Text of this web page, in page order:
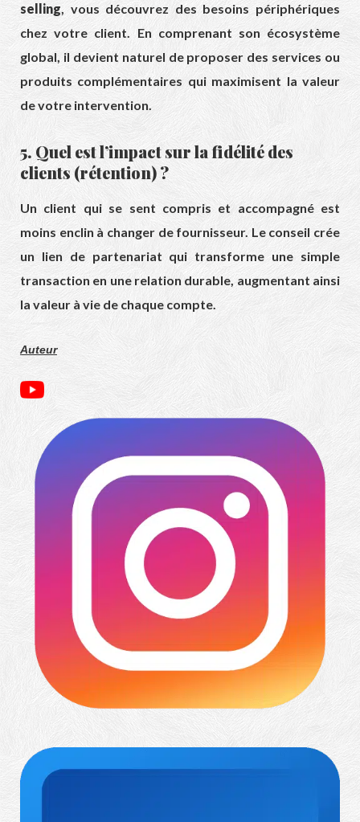
selling, vous découvrez des besoins périphériques
chez votre client. En comprenant son écosystème
global, il devient naturel de proposer des services ou
produits complémentaires qui maximisent la valeur
de votre intervention.
5. Quel est l’impact sur la fidélité des
clients (rétention) ?
Un client qui se sent compris et accompagné est
moins enclin à changer de fournisseur. Le conseil crée
un lien de partenariat qui transforme une simple
transaction en une relation durable, augmentant ainsi
la valeur à vie de chaque compte.
Auteur